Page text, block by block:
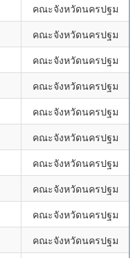
คณะจังหวัดนครปฐม
คณะจังหวัดนครปฐม
คณะจังหวัดนครปฐม
คณะจังหวัดนครปฐม
คณะจังหวัดนครปฐม
คณะจังหวัดนครปฐม
คณะจังหวัดนครปฐม
คณะจังหวัดนครปฐม
คณะจังหวัดนครปฐม
คณะจังหวัดนครปฐม